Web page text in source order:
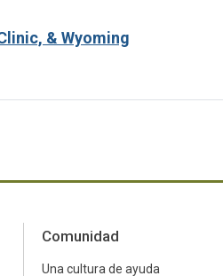
& Wyoming
Comunidad
Una cultura de ayuda